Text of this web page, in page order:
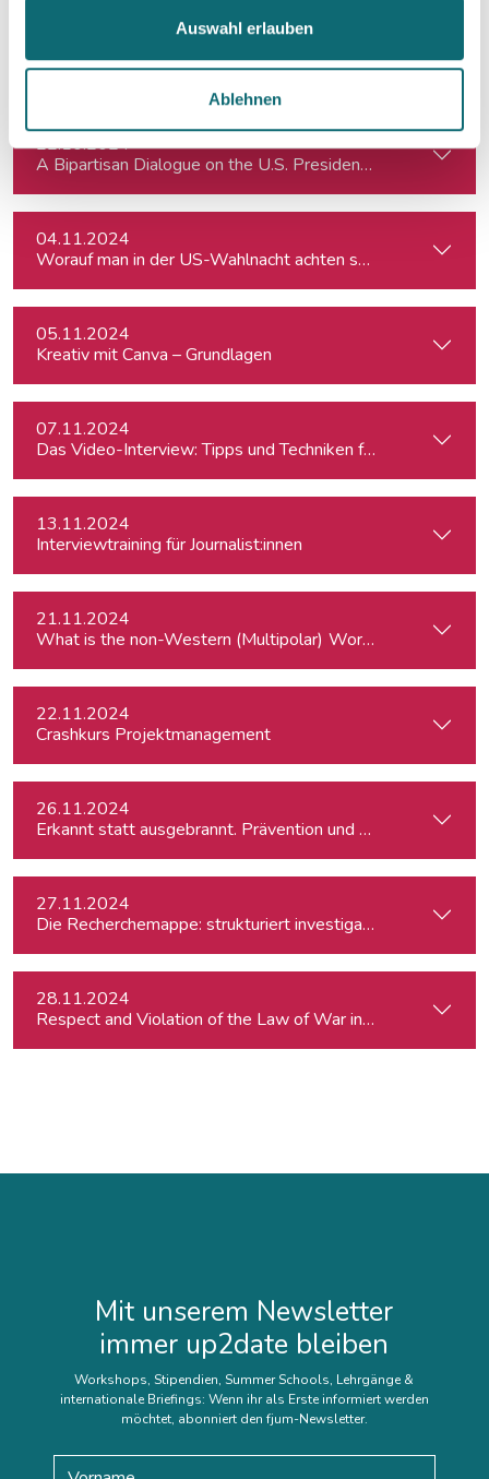
Auswahl erlauben
Ablehnen
Resilienz im Netz: Ein interaktiver Workshop im Umgang
22.10.2024
A Bipartisan Dialogue on the U.S. Presidential Elections:
04.11.2024
Worauf man in der US-Wahlnacht achten sollte
05.11.2024
Kreativ mit Canva – Grundlagen
07.11.2024
Das Video-Interview: Tipps und Techniken für TV und Web
13.11.2024
Interviewtraining für Journalist:innen
21.11.2024
What is
22.11.2024
Crashkurs Projektmanagement
26.11.2024
Erkannt statt ausgebrannt. Prävention und Erste-Hilfe bei
27.11.2024
Die Recherchemappe: strukturiert investigativ arbeiten,
28.11.2024
Respect and Violation of the Law of War in Ukraine and
Mit unserem Newsletter
immer up2date bleiben
Workshops, Stipendien, Summer Schools, Lehrgänge &
internationale Briefings: Wenn ihr als Erste informiert werden
möchtet, abonniert den fjum-Newsletter.